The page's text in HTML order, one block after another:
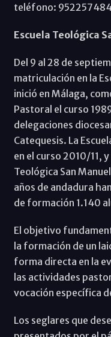
teléfono:
Escuela Teológica
Del 9 al 28 de
matriculación en la
inició en Málaga,
Pastoral el curso
delegaciones
Catequesis. La
en el curso 2010/11,
Teológica San
años de andadura
de formación 1.140
El objetivo
la formación de un
forma directa en la
las actividades
vocación específica
Los seglares que